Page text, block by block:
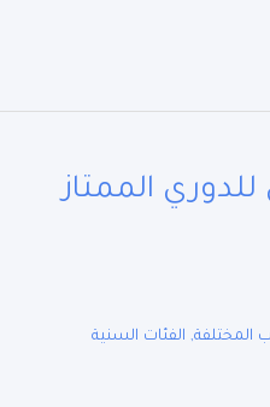
الممتاز
,الفئات السنية